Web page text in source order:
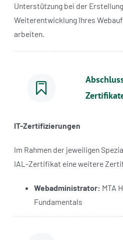
Unterstützung bei der
Weiterentwicklung Ihres
arbeiten.
IT-Zertifizierungen
Im Rahmen der jeweiligen
IAL-Zertifikat eine weitere
Webadministrator: MTA
Fundamentals